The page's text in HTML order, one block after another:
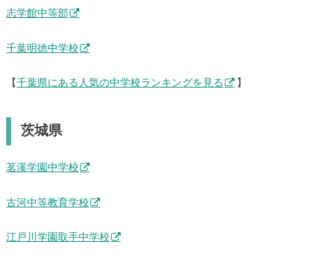
志学館中等部
千葉明徳中学校
【 千葉県にある人気の中学校ランキングを見る 】
茨城県
茗溪学園中学校
古河中等教育学校
江戸川学園取手中学校